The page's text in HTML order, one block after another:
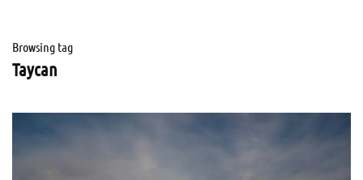
Browsing tag
Taycan